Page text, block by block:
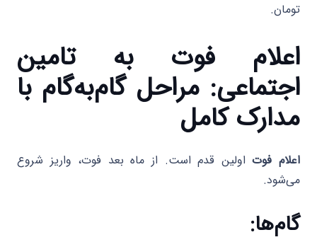
تومان.
اعلام فوت به تامین
اجتماعی: مراحل گام‌به‌گام با
مدارک کامل
اعلام فوتاولین قدم است. از ماه بعد فوت، واریز شروع
می‌شود.
گام‌ها: